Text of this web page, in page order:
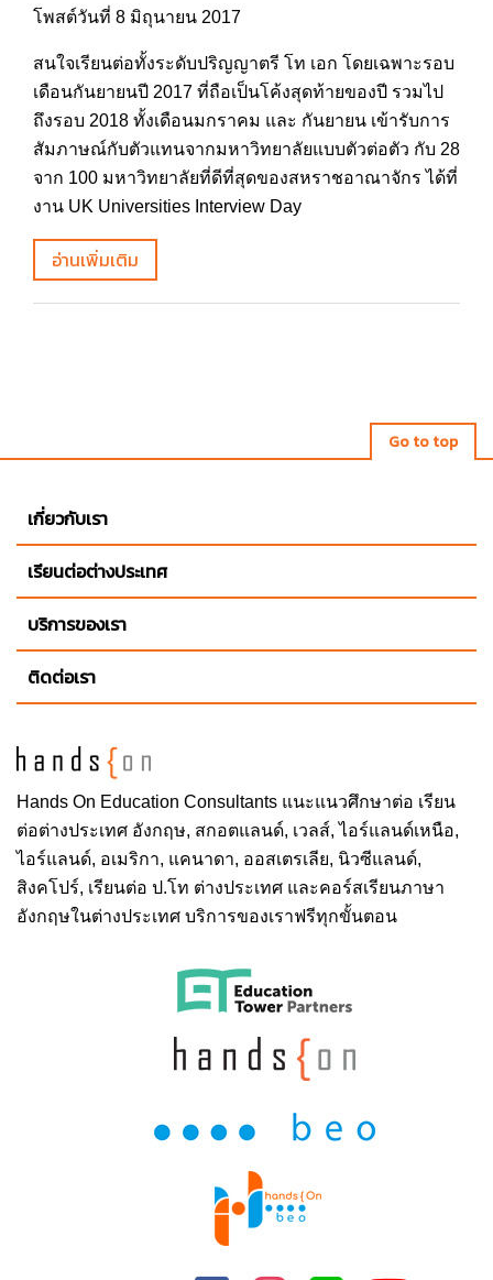
โพสต์วันที่ 8 มิถุนายน 2017
สนใจเรียนต่อทั้งระดับปริญญาตรี โท เอก โดยเฉพาะรอบ
เดือนกันยายนปี 2017 ที่ถือเป็นโค้งสุดท้ายของปี รวมไป
ถึงรอบ 2018 ทั้งเดือนมกราคม และ กันยายน เข้ารับการ
สัมภาษณ์กับตัวแทนจากมหาวิทยาลัยแบบตัวต่อตัว กับ 28
จาก 100 มหาวิทยาลัยที่ดีที่สุดของสหราชอาณาจักร ได้ที่
งาน UK Universities Interview Day
อ่านเพิ่มเติม
Go to top
Hands On Education Consultants แนะแนวศึกษาต่อ เรียน
ต่อต่างประเทศ อังกฤษ, สกอตแลนด์, เวลส์, ไอร์แลนด์เหนือ,
ไอร์แลนด์, อเมริกา, แคนาดา, ออสเตรเลีย, นิวซีแลนด์,
สิงคโปร์, เรียนต่อ ป.โท ต่างประเทศ และคอร์สเรียนภาษา
อังกฤษในต่างประเทศ บริการของเราฟรีทุกขั้นตอน
เกี่ยวกับเรา
เรียนต่อต่างประเทศ
บริการของเรา
ติดต่อเรา